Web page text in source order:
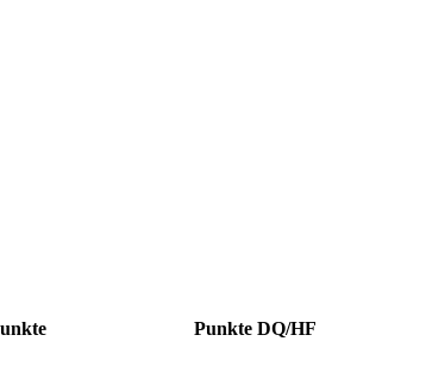
Punkte DQ/HF